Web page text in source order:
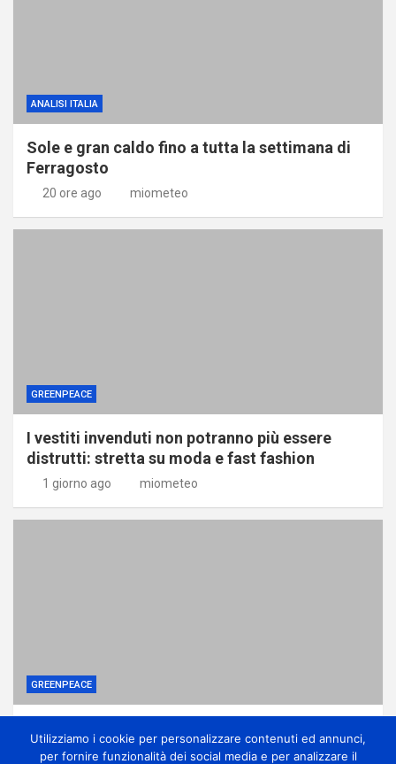
ANALISI ITALIA
Sole e gran caldo fino a tutta la settimana di
Ferragosto
20 ore ago miometeo
GREENPEACE
I vestiti invenduti non potranno più essere
distrutti: stretta su moda e fast fashion
1 giorno ago miometeo
GREENPEACE
all’ennesima accelerazione senza dati certi
Utilizziamo i cookie per personalizzare contenuti ed annunci,
per fornire funzionalità dei social media e per analizzare il